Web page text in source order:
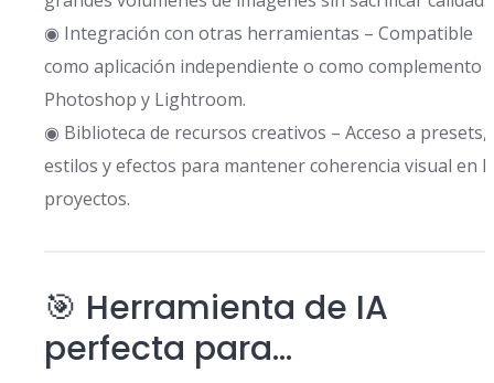
◉ Integración con otras herramientas – Compatible
como aplicación independiente o como complemento
Photoshop y Lightroom.
◉ Biblioteca de recursos creativos – Acceso a presets,
estilos y efectos para mantener coherencia visual en
proyectos.
🎯 Herramienta de IA
perfecta para…